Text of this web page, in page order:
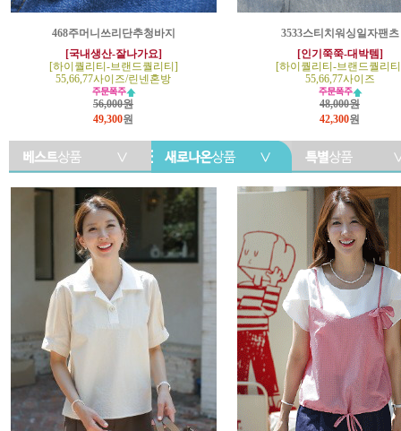
468주머니쓰리단추청바지
[국내생산-잘나가요]
[하이퀄리티-브랜드퀄리티]
55,66,77사이즈/린넨혼방
56,000원
49,300원
3533스티치워싱일자팬츠
[인기쭉쭉-대박템]
[하이퀄리티-브랜드퀄리
55,66,77사이즈
48,000원
42,300원